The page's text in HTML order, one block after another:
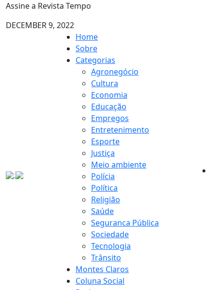
Assine a Revista Tempo
DECEMBER 9, 2022
Home
Sobre
Categorias
Agronegócio
Cultura
Economia
Educação
Empregos
Entretenimento
Esporte
Justiça
Meio ambiente
Polícia
Política
Religião
Saúde
Seguranca Pública
Sociedade
Tecnologia
Trânsito
Montes Claros
Coluna Social